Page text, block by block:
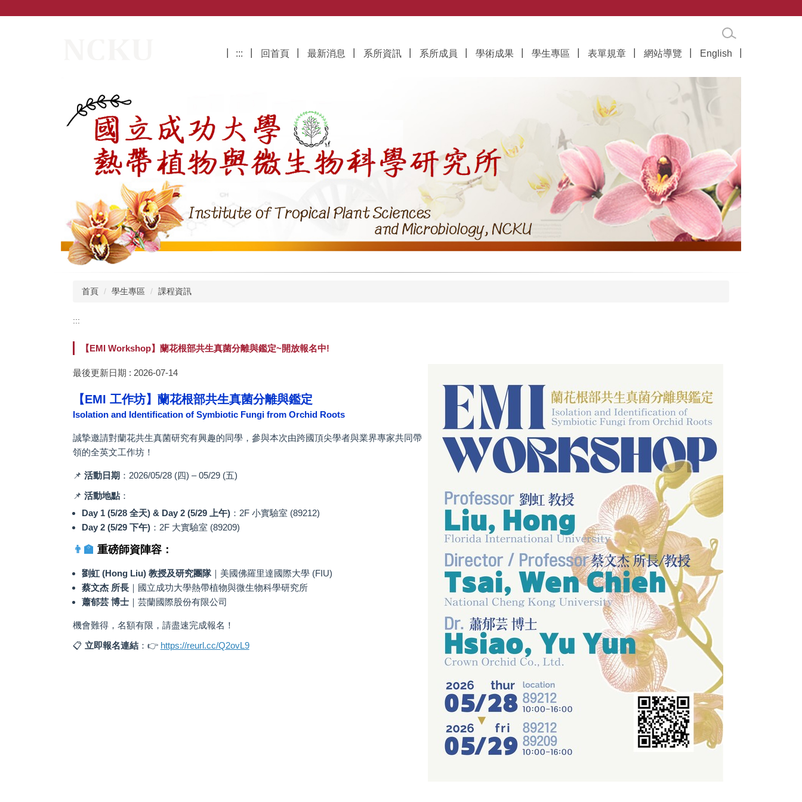
::: 回首頁 最新消息 系所資訊 系所成員 學術成果 學生專區 表單規章 網站導覽 English
首頁 學生專區 課程資訊
:::
【EMI Workshop】蘭花根部共生真菌分離與鑑定~開放報名中!
最後更新日期 : 2026-07-14
【EMI 工作坊】蘭花根部共生真菌分離與鑑定
Isolation and Identification of Symbiotic Fungi from Orchid Roots
誠摯邀請對蘭花共生真菌研究有興趣的同學，參與本次由跨國頂尖學者與業界專家共同帶
領的全英文工作坊！
📌 活動日期 ：2026/05/28 (四) – 05/29 (五)
📌 活動地點：
Day 1 (5/28 全天) & Day 2 (5/29 上午)：2F 小實驗室 (89212)
Day 2 (5/29 下午)：2F 大實驗室 (89209)
👨‍🏫 重磅師資陣容：
劉虹 (Hong Liu) 教授及研究團隊｜美國佛羅里達國際大學 (FIU)
蔡文杰 所長｜國立成功大學熱帶植物與微生物科學研究所
蕭郁芸 博士｜芸蘭國際股份有限公司
機會難得，名額有限，請盡速完成報名！
📋 立即報名連結：👉 https://reurl.cc/Q2ovL9